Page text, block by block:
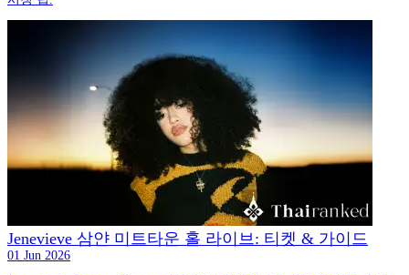
Jenevieve 삼얀 미트타운 홀 라이브: 티켓 & 가이드
01 Jun 2026